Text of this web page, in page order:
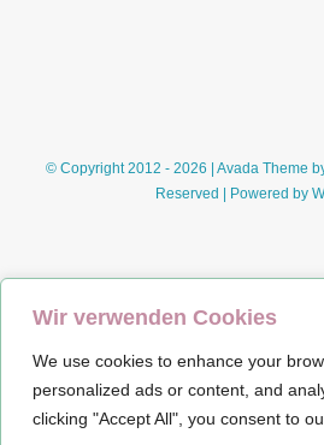
Wir verwenden Cookies
We use cookies to enhance your
personalized ads or content, and
clicking "Accept All", you consent to
© Copyright 2012 - 2026 | Avada Theme
Reserved | Powered by
Impressum